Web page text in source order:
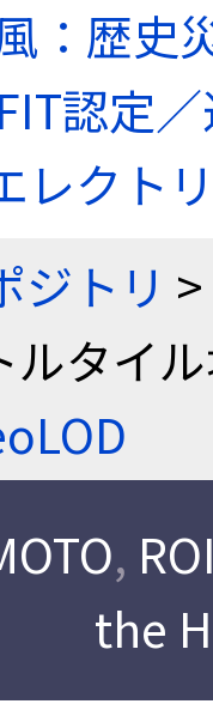
：歴史
認定
レクト
ジトリ >
ルタイ
,
the